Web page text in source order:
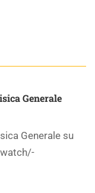
Generale
Generale su